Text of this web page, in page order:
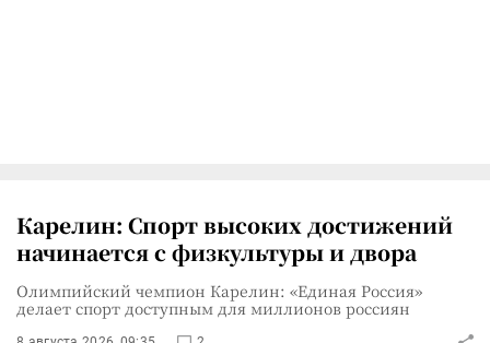
Карелин: Спорт высоких достижений
начинается с физкультуры и двора
Олимпийский чемпион Карелин: «Единая Россия»
делает спорт доступным для миллионов россиян